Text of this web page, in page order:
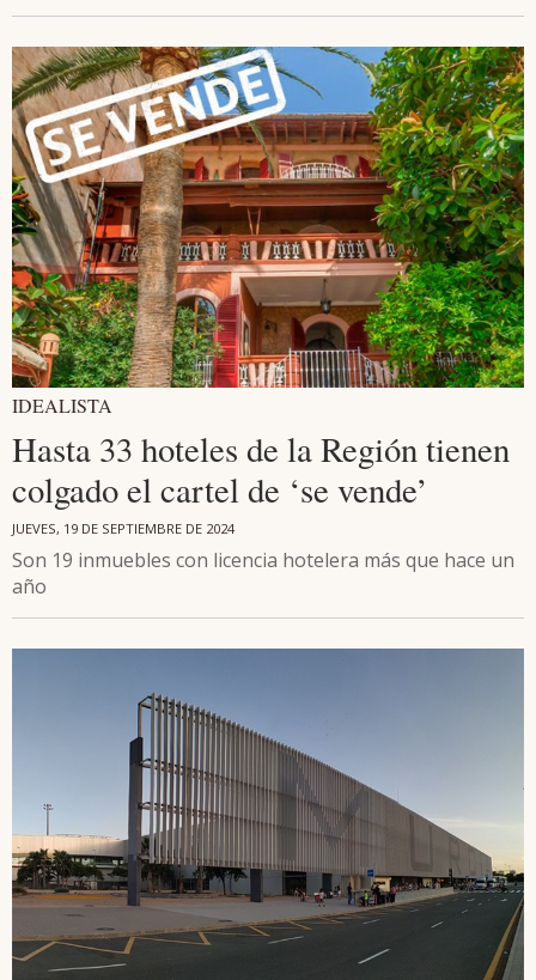
IDEALISTA
Hasta 33 hoteles de la Región tienen
colgado el cartel de ‘se vende’
JUEVES, 19 DE SEPTIEMBRE DE 2024
Son 19 inmuebles con licencia hotelera más que hace un
año